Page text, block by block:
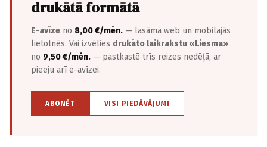
drukātā formātā
E-avīze no 8,00 €/mēn. — lasāma web un mobilajās
lietotnēs. Vai izvēlies drukāto laikrakstu «Liesma»
no 9,50 €/mēn. — pastkastē trīs reizes nedēļā, ar
pieeju arī e-avīzei.
ABONĒT VISI PIEDĀVĀJUMI